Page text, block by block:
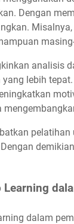
Dengan
analisis
lebih
pelatihan
Learning
dalam